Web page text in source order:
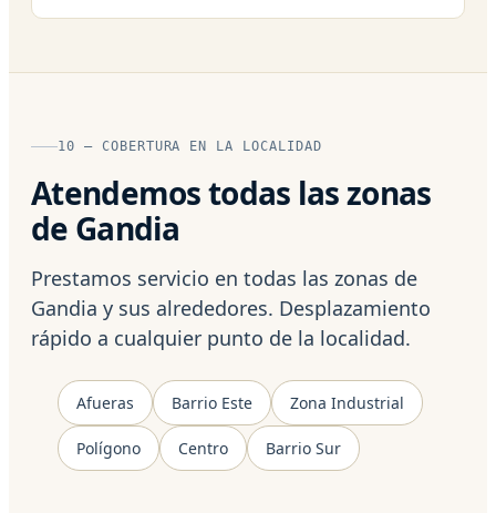
10 — COBERTURA EN LA LOCALIDAD
Atendemos todas las zonas
de Gandia
Prestamos servicio en todas las zonas de
Gandia y sus alrededores. Desplazamiento
rápido a cualquier punto de la localidad.
Afueras Barrio Este Zona Industrial
Polígono Centro Barrio Sur